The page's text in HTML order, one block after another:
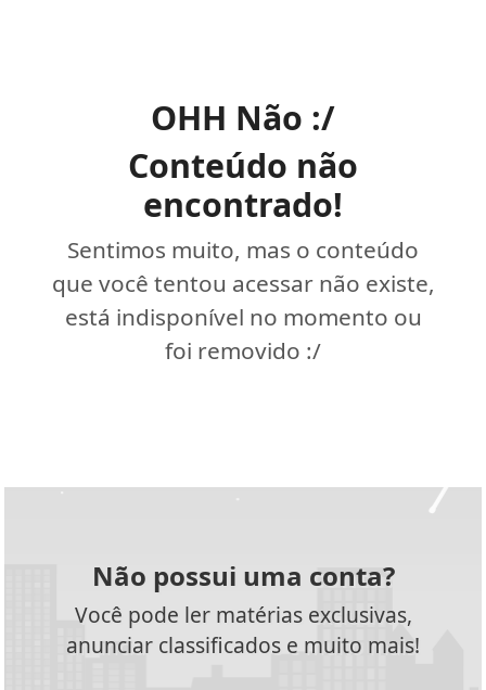
OHH Não :/
Conteúdo não
encontrado!
Sentimos muito, mas o conteúdo
que você tentou acessar não existe,
está indisponível no momento ou
foi removido :/
Não possui uma conta?
Você pode ler matérias exclusivas,
anunciar classificados e muito mais!